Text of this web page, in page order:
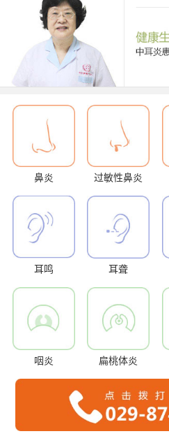
鼻炎 过敏性鼻炎
耳鸣 耳聋
咽炎 扁桃体炎